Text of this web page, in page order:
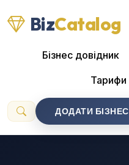
BizCatalog
Бізнес довідник
Тарифи
ДОДАТИ БІЗНЕС